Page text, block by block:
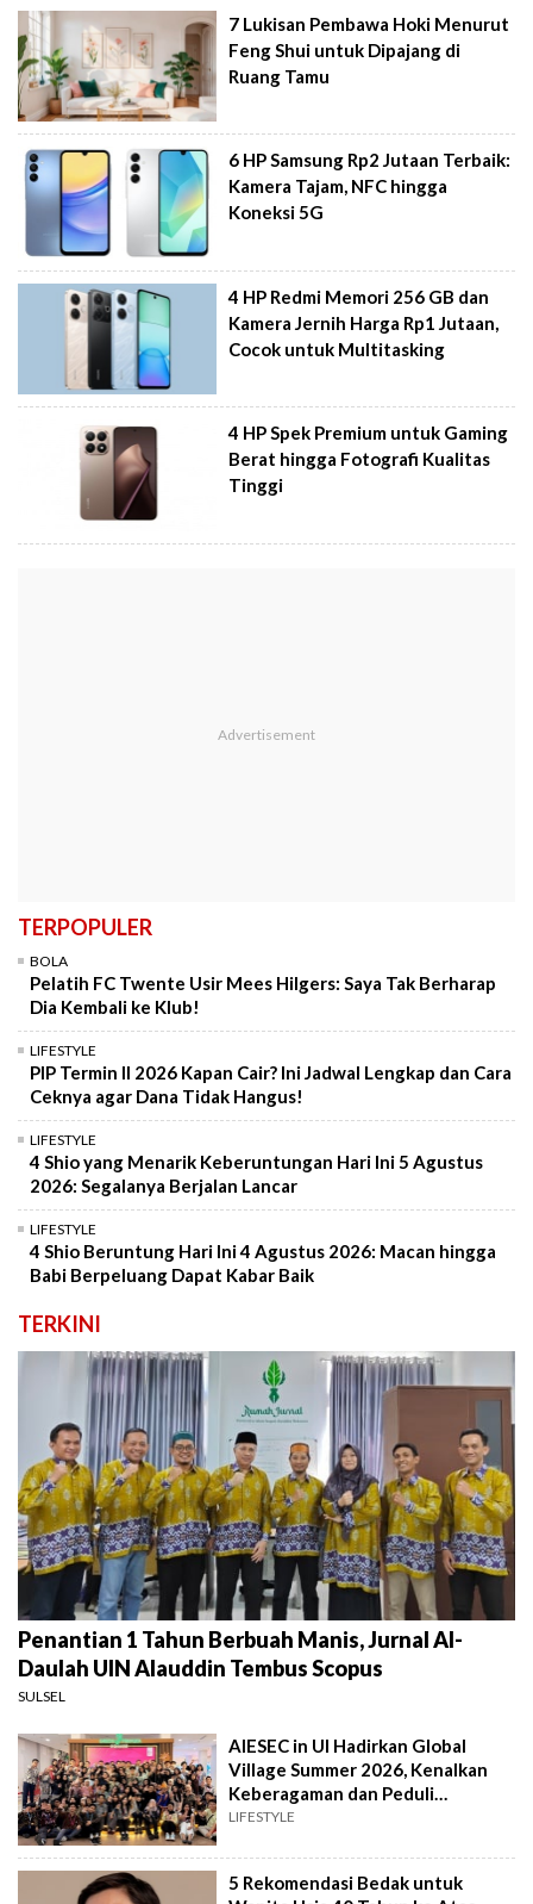
7 Lukisan Pembawa Hoki Menurut
Feng Shui untuk Dipajang di
Ruang Tamu
6 HP Samsung Rp2 Jutaan Terbaik:
Kamera Tajam, NFC hingga
Koneksi 5G
4 HP Redmi Memori 256 GB dan
Kamera Jernih Harga Rp1 Jutaan,
Cocok untuk Multitasking
4 HP Spek Premium untuk Gaming
Berat hingga Fotografi Kualitas
Tinggi
TERPOPULER
BOLA
Pelatih FC Twente Usir Mees Hilgers: Saya Tak Berharap
Dia Kembali ke Klub!
LIFESTYLE
PIP Termin II 2026 Kapan Cair? Ini Jadwal Lengkap dan Cara
Ceknya agar Dana Tidak Hangus!
LIFESTYLE
4 Shio yang Menarik Keberuntungan Hari Ini 5 Agustus
2026: Segalanya Berjalan Lancar
LIFESTYLE
4 Shio Beruntung Hari Ini 4 Agustus 2026: Macan hingga
Babi Berpeluang Dapat Kabar Baik
TERKINI
Penantian 1 Tahun Berbuah Manis, Jurnal Al-
Daulah UIN Alauddin Tembus Scopus
SULSEL
AIESEC in UI Hadirkan Global
Village Summer 2026, Kenalkan
Keberagaman dan Peduli
Lingkungan
LIFESTYLE
5 Rekomendasi Bedak untuk